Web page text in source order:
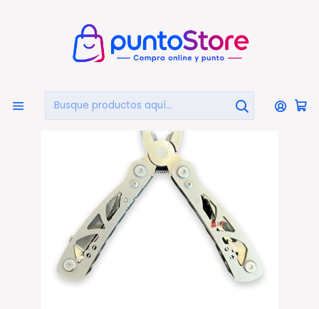
Inicio OTRAS CATEGORIAS Camping
Accesorios de Camping
Alicate Táctico Multiuso De Bolsillo 9 En 1 - Ps